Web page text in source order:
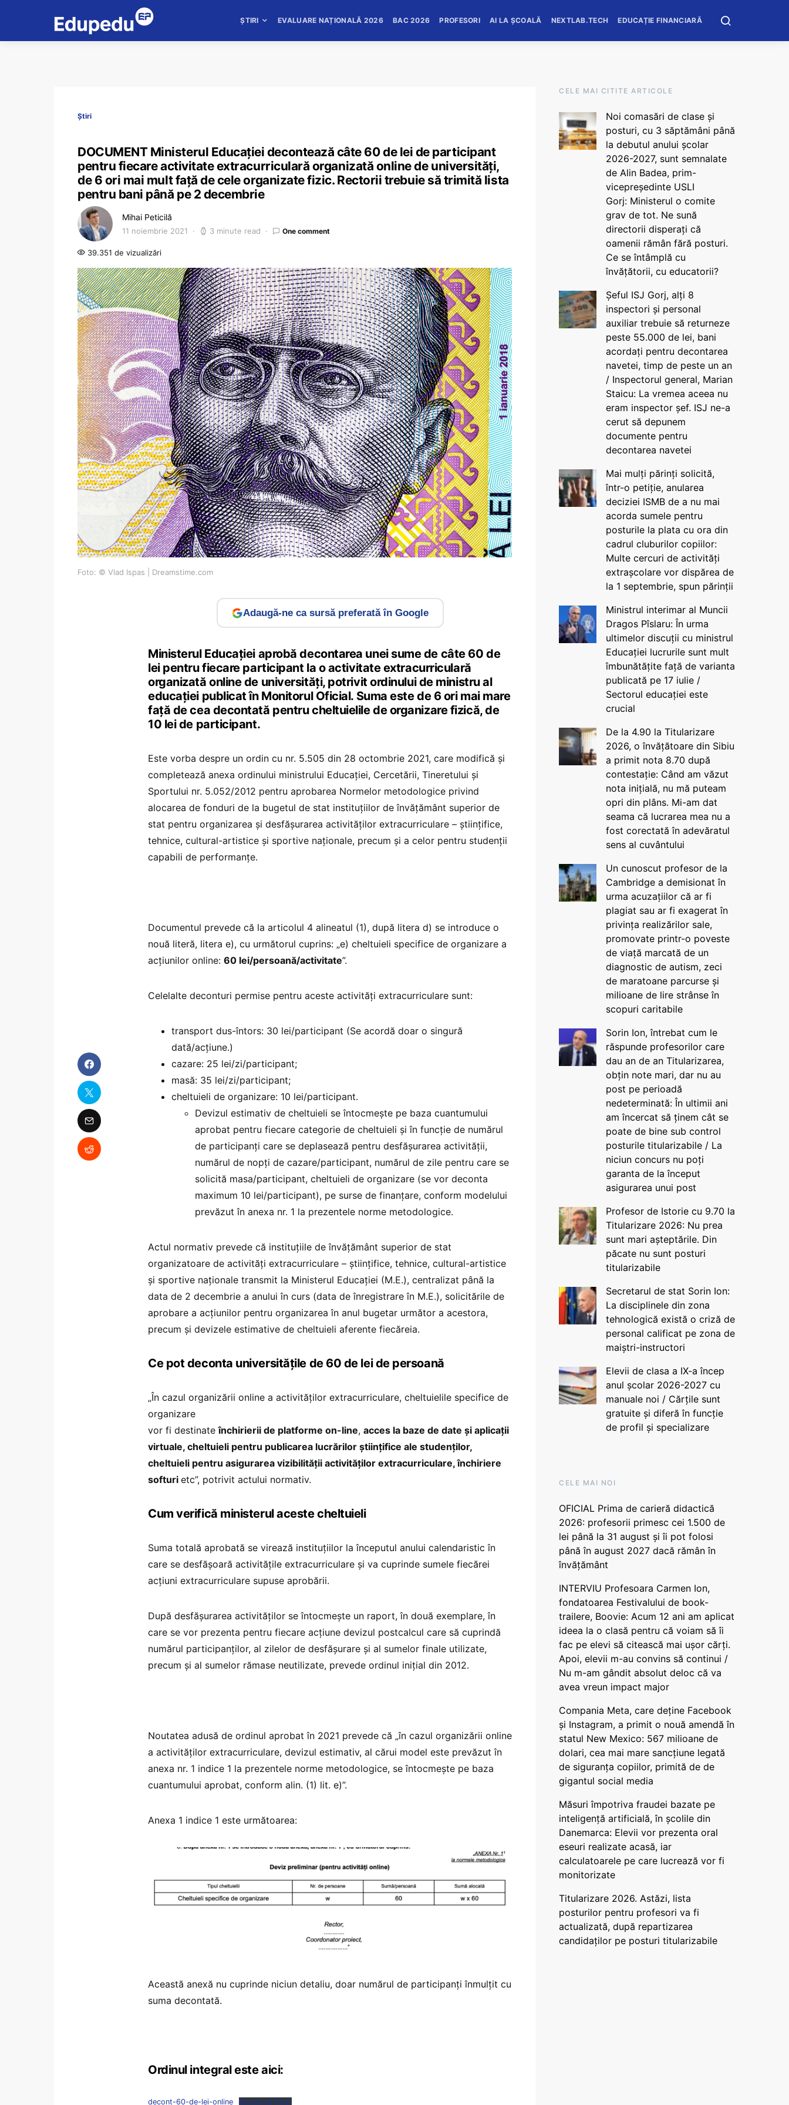
ȘTIRI EVALUARE NAȚIONALĂ 2026 BAC 2026 PROFESORI AI LA ȘCOALĂ NEXTLAB.TECH EDUCAȚIE FINANCIARĂ
Știri
DOCUMENT Ministerul Educației decontează câte 60 de lei de participant
pentru fiecare activitate extracurriculară organizată online de universități,
de 6 ori mai mult față de cele organizate fizic. Rectorii trebuie să trimită lista
pentru bani până pe 2 decembrie
Mihai Peticilă
11 noiembrie 2021 3 minute read One comment
39.351 de vizualizări
Foto: © Vlad Ispas | Dreamstime.com
Adaugă-ne ca sursă preferată în Google
Ministerul Educației aprobă decontarea unei sume de câte 60 de
lei pentru fiecare participant la o activitate extracurriculară
organizată online de universități, potrivit ordinului de ministru al
educației publicat în Monitorul Oficial. Suma este de 6 ori mai mare
față de cea decontată pentru cheltuielile de organizare fizică, de
10 lei de participant.
Este vorba despre un ordin cu nr. 5.505 din 28 octombrie 2021, care modifică și
completează anexa ordinului ministrului Educației, Cercetării, Tineretului și
Sportului nr. 5.052/2012 pentru aprobarea Normelor metodologice privind
alocarea de fonduri de la bugetul de stat instituțiilor de învățământ superior de
stat pentru organizarea și desfășurarea activităților extracurriculare – științifice,
tehnice, cultural-artistice și sportive naționale, precum și a celor pentru studenții
capabili de performanțe.
Documentul prevede că la articolul 4 alineatul (1), după litera d) se introduce o
nouă literă, litera e), cu următorul cuprins: „e) cheltuieli specifice de organizare a
acțiunilor online: 60 lei/persoană/activitate”.
Celelalte deconturi permise pentru aceste activități extracurriculare sunt:
transport dus-întors: 30 lei/participant (Se acordă doar o singură
dată/acțiune.)
cazare: 25 lei/zi/participant;
masă: 35 lei/zi/participant;
cheltuieli de organizare: 10 lei/participant.
Devizul estimativ de cheltuieli se întocmește pe baza cuantumului
aprobat pentru fiecare categorie de cheltuieli și în funcție de numărul
de participanți care se deplasează pentru desfășurarea activității,
numărul de nopți de cazare/participant, numărul de zile pentru care se
solicită masa/participant, cheltuieli de organizare (se vor deconta
maximum 10 lei/participant), pe surse de finanțare, conform modelului
prevăzut în anexa nr. 1 la prezentele norme metodologice.
Actul normativ prevede că instituțiile de învățământ superior de stat
organizatoare de activități extracurriculare – științifice, tehnice, cultural-artistice
și sportive naționale transmit la Ministerul Educației (M.E.), centralizat până la
data de 2 decembrie a anului în curs (data de înregistrare în M.E.), solicitările de
aprobare a acțiunilor pentru organizarea în anul bugetar următor a acestora,
precum și devizele estimative de cheltuieli aferente fiecăreia.
Ce pot deconta universitățile de 60 de lei de persoană
„În cazul organizării online a activităților extracurriculare, cheltuielile specifice de
organizare
vor fi destinateînchirierii de platforme on-line, acces la baze de date și aplicații
virtuale, cheltuieli pentru publicarea lucrărilor științifice ale studenților,
cheltuieli pentru asigurarea vizibilității activităților extracurriculare, închiriere
softuri etc”, potrivit actului normativ.
Cum verifică ministerul aceste cheltuieli
Suma totală aprobată se virează instituțiilor la începutul anului calendaristic în
care se desfășoară activitățile extracurriculare și va cuprinde sumele fiecărei
acțiuni extracurriculare supuse aprobării.
După desfășurarea activităților se întocmește un raport, în două exemplare, în
care se vor prezenta pentru fiecare acțiune devizul postcalcul care să cuprindă
numărul participanților, al zilelor de desfășurare și al sumelor finale utilizate,
precum și al sumelor rămase neutilizate, prevede ordinul inițial din 2012.
Noutatea adusă de ordinul aprobat în 2021 prevede că „în cazul organizării online
a activităților extracurriculare, devizul estimativ, al cărui model este prevăzut în
anexa nr. 1 indice 1 la prezentele norme metodologice, se întocmește pe baza
cuantumului aprobat, conform alin. (1) lit. e)”.
Anexa 1 indice 1 este următoarea:
Această anexă nu cuprinde niciun detaliu, doar numărul de participanți înmulțit cu
suma decontată.
Ordinul integral este aici:
decont-60-de-lei-online Descarcă fișier
CELE MAI CITITE ARTICOLE
Noi comasări de clase și
posturi, cu 3 săptămâni până
la debutul anului școlar
2026-2027, sunt semnalate
de Alin Badea, prim-
vicepreședinte USLI
Gorj: Ministerul o comite
grav de tot. Ne sună
directorii disperați că
oamenii rămân fără posturi.
Ce se întâmplă cu
învățătorii, cu educatorii?
Șeful ISJ Gorj, alți 8
inspectori și personal
auxiliar trebuie să returneze
peste 55.000 de lei, bani
acordați pentru decontarea
navetei, timp de peste un an
/ Inspectorul general, Marian
Staicu: La vremea aceea nu
eram inspector șef. ISJ ne-a
cerut să depunem
documente pentru
decontarea navetei
Mai mulți părinți solicită,
într-o petiție, anularea
deciziei ISMB de a nu mai
acorda sumele pentru
posturile la plata cu ora din
cadrul cluburilor copiilor:
Multe cercuri de activități
extrașcolare vor dispărea de
la 1 septembrie, spun părinții
Ministrul interimar al Muncii
Dragos Pîslaru: În urma
ultimelor discuții cu ministrul
Educației lucrurile sunt mult
îmbunătățite față de varianta
publicată pe 17 iulie /
Sectorul educației este
crucial
De la 4.90 la Titularizare
2026, o învățătoare din Sibiu
a primit nota 8.70 după
contestație: Când am văzut
nota inițială, nu mă puteam
opri din plâns. Mi-am dat
seama că lucrarea mea nu a
fost corectată în adevăratul
sens al cuvântului
Un cunoscut profesor de la
Cambridge a demisionat în
urma acuzațiilor că ar fi
plagiat sau ar fi exagerat în
privința realizărilor sale,
promovate printr-o poveste
de viață marcată de un
diagnostic de autism, zeci
de maratoane parcurse și
milioane de lire strânse în
scopuri caritabile
Sorin Ion, întrebat cum le
răspunde profesorilor care
dau an de an Titularizarea,
obțin note mari, dar nu au
post pe perioadă
nedeterminată: În ultimii ani
am încercat să ținem cât se
poate de bine sub control
posturile titularizabile / La
niciun concurs nu poți
garanta de la început
asigurarea unui post
Profesor de Istorie cu 9.70 la
Titularizare 2026: Nu prea
sunt mari așteptările. Din
păcate nu sunt posturi
titularizabile
Secretarul de stat Sorin Ion:
La disciplinele din zona
tehnologică există o criză de
personal calificat pe zona de
maiștri-instructori
Elevii de clasa a IX-a încep
anul școlar 2026-2027 cu
manuale noi / Cărțile sunt
gratuite și diferă în funcție
de profil și specializare
CELE MAI NOI
OFICIAL Prima de carieră didactică
2026: profesorii primesc cei 1.500 de
lei până la 31 august și îi pot folosi
până în august 2027 dacă rămân în
învățământ
INTERVIU Profesoara Carmen Ion,
fondatoarea Festivalului de book-
trailere, Boovie: Acum 12 ani am aplicat
ideea la o clasă pentru că voiam să îi
fac pe elevi să citească mai ușor cărți.
Apoi, elevii m-au convins să continui /
Nu m-am gândit absolut deloc că va
avea vreun impact major
Compania Meta, care deține Facebook
și Instagram, a primit o nouă amendă în
statul New Mexico: 567 milioane de
dolari, cea mai mare sancțiune legată
de siguranța copiilor, primită de de
gigantul social media
Măsuri împotriva fraudei bazate pe
inteligență artificială, în școlile din
Danemarca: Elevii vor prezenta oral
eseuri realizate acasă, iar
calculatoarele pe care lucrează vor fi
monitorizate
Titularizare 2026. Astăzi, lista
posturilor pentru profesori va fi
actualizată, după repartizarea
candidaților pe posturi titularizabile